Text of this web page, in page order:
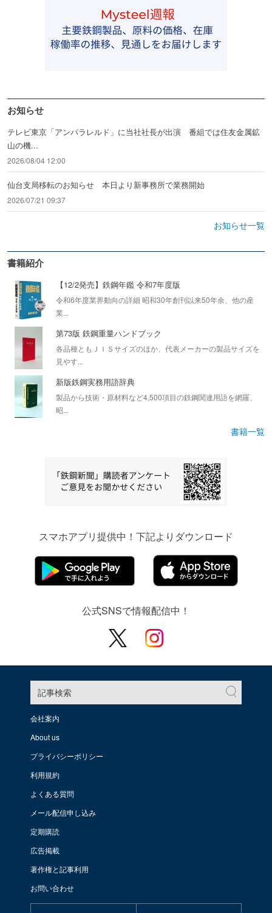
お知らせ
テレビ東京「アンパラレルド」に当社社長が出演 番組では住友金属鉱
山の機...
2026/08/04 12:00
仙台支局移転のお知らせ 本日より新事務所で業務開始
2026/07/21 09:37
お知らせ一覧
書籍紹介
【12/2発売】鉄鋼年鑑 令和7年度版
令和6年度業界動向の詳細 昭和30年創刊以来50年余、他の産
業...
第73版 鉄鋼重量ハンドブック
各品種ともＪＩＳサイズのほか、代表メーカーの製品サイズを
見やす...
新版鉄鋼実務用語辞典
製品から技術・原材料など4,500項目の鉄鋼関連用語を網羅、
昭...
書籍一覧
スマホアプリ提供中！下記よりダウンロード
公式SNSで情報配信中！
記事検索
会社案内
About us
プライバシーポリシー
利用規約
よくある質問
メール配信申し込み
定期購読
広告掲載
著作権と記事利用
お問い合わせ